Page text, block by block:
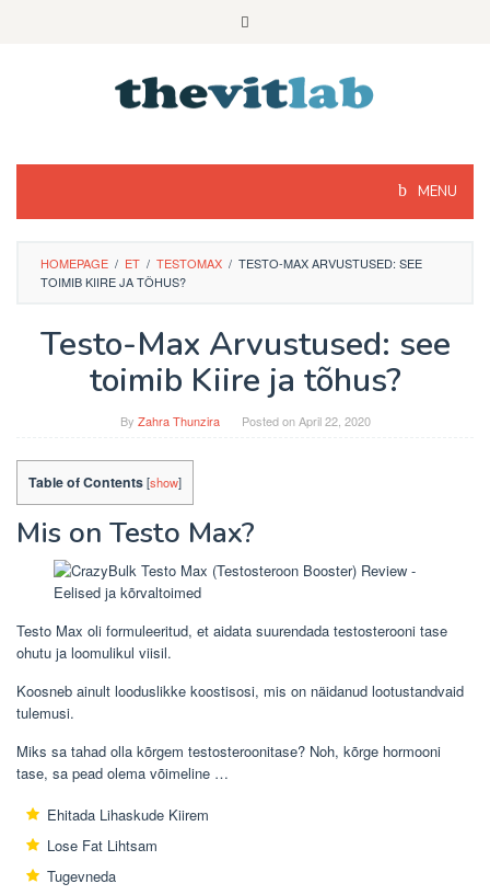
MENU
HOMEPAGE / ET / TESTOMAX / TESTO-MAX ARVUSTUSED: SEE
TOIMIB KIIRE JA TÕHUS?
Testo-Max Arvustused: see
toimib Kiire ja tõhus?
By Zahra Thunzira Posted onApril 22, 2020
Table of Contents[show]
Mis on Testo Max?
Testo Max oli formuleeritud, et aidata suurendada testosterooni tase
ohutu ja loomulikul viisil.
Koosneb ainult looduslikke koostisosi, mis on näidanud lootustandvaid
tulemusi.
Miks sa tahad olla kõrgem testosteroonitase? Noh, kõrge hormooni
tase, sa pead olema võimeline …
Ehitada Lihaskude Kiirem
Lose Fat Lihtsam
Tugevneda